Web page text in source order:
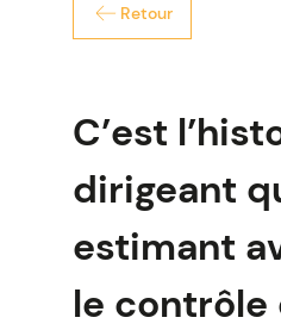
Retour
C’est
dirigeant
estimant
le contrôle